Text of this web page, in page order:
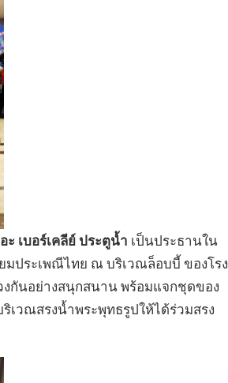
ะ เบอร์เคลีย์ ประตูน้ำ เป็นประธานใน
มประเพณีไทย ณ บริเวณล็อบบี้ ของโรง
กันอย่างสนุกสนาน พร้อมแจกชุดของ
วณสรงน้ำพระพุทธรูปให้ได้ร่วมสรง